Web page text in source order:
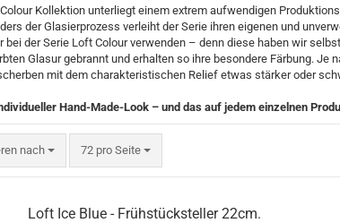
Kollektion unterliegt einem extrem aufwendigen
der Glasierprozess verleiht der Serie ihren eigenen und
bei der Serie Loft Colour verwenden – denn diese haben wir
Glasur gebrannt und erhalten so ihre besondere Färbung.
mit dem charakteristischen Relief etwas stärker oder
Hand-Made-Look – und das auf jedem einzelnen
nach
nach 72 pro Seite
pro Seite
Loft Ice Blue - Frühstücksteller 22cm.